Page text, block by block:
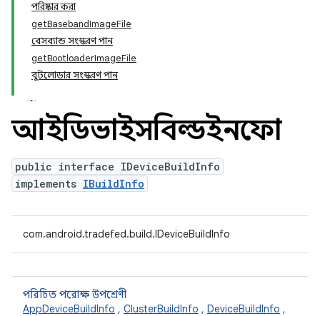
পরিষ্কার করা
getBasebandImageFile
বেসব্যান্ড সংস্করণ পান
getBootloaderImageFile
বুটলোডার সংস্করণ পান
আইডিভাইসবিল্ডইনফো
public interface IDeviceBuildInfo
implements IBuildInfo
com.android.tradefed.build.IDeviceBuildInfo
পরিচিত পরোক্ষ উপশ্রেণী
AppDeviceBuildInfo , ClusterBuildInfo , DeviceBuildInfo ,